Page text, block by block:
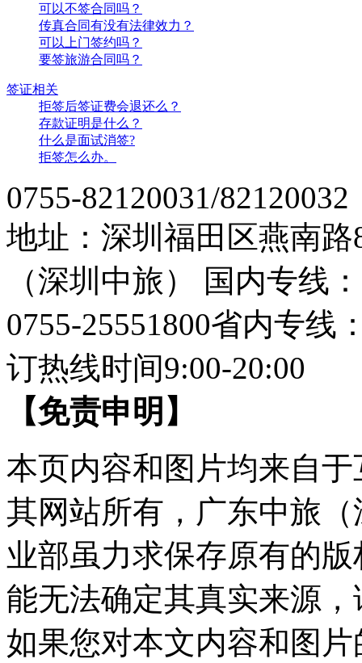
可以不签合同吗？
传真合同有没有法律效力？
可以上门签约吗？
要签旅游合同吗？
签证相关
拒签后签证费会退还么？
存款证明是什么？
什么是面试消签?
拒签怎么办。
0755-82120031/82120032
地址：深圳福田区燕南
（深圳中旅）
国内专线
0755-25551800省内专线
订热线时间9:00-20:00
【免责申明】
本页内容和图片均来自
其网站所有，广东中旅
业部虽力求保存原有的
能无法确定其真实来源
如果您对本文内容和图